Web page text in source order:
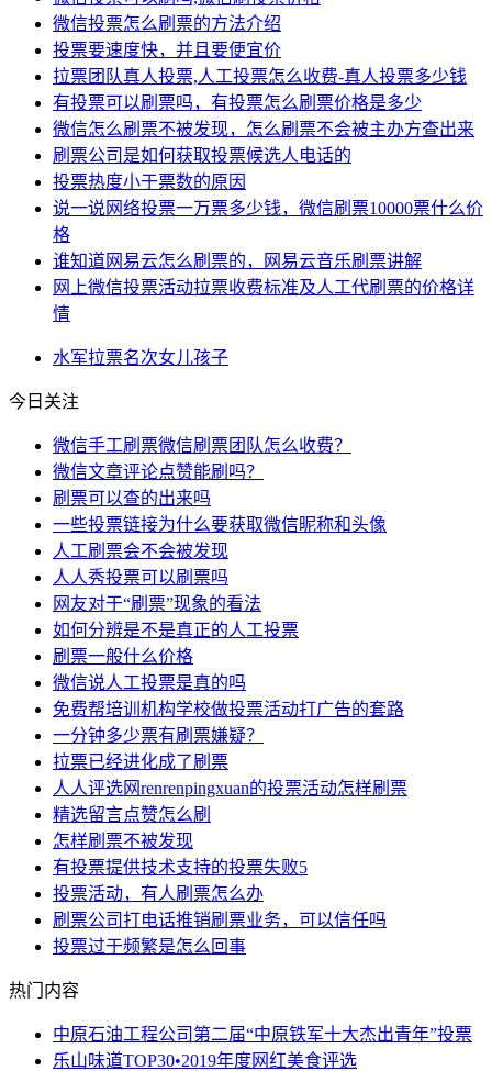
微信投票怎么刷票的方法介绍
投票要速度快，并且要便宜价
拉票团队真人投票,人工投票怎么收费-真人投票多少钱
有投票可以刷票吗，有投票怎么刷票价格是多少
微信怎么刷票不被发现，怎么刷票不会被主办方查出来
刷票公司是如何获取投票候选人电话的
投票热度小于票数的原因
说一说网络投票一万票多少钱，微信刷票10000票什么价
格
谁知道网易云怎么刷票的，网易云音乐刷票讲解
网上微信投票活动拉票收费标准及人工代刷票的价格详
情
水军拉票名次女儿孩子
今日关注
微信手工刷票微信刷票团队怎么收费？
微信文章评论点赞能刷吗？
刷票可以查的出来吗
一些投票链接为什么要获取微信昵称和头像
人工刷票会不会被发现
人人秀投票可以刷票吗
网友对于“刷票”现象的看法
如何分辨是不是真正的人工投票
刷票一般什么价格
微信说人工投票是真的吗
免费帮培训机构学校做投票活动打广告的套路
一分钟多少票有刷票嫌疑？
拉票已经进化成了刷票
人人评选网renrenpingxuan的投票活动怎样刷票
精选留言点赞怎么刷
怎样刷票不被发现
有投票提供技术支持的投票失败5
投票活动，有人刷票怎么办
刷票公司打电话推销刷票业务，可以信任吗
投票过于频繁是怎么回事
热门内容
中原石油工程公司第二届“中原铁军十大杰出青年”投票
乐山味道TOP30•2019年度网红美食评选